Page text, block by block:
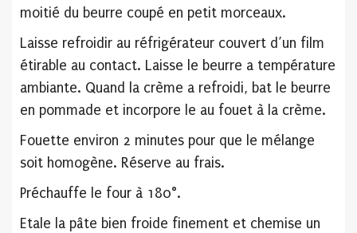
moitié du beurre coupé en petit morceaux.
Laisse refroidir au réfrigérateur couvert d’un film
étirable au contact. Laisse le beurre a température
ambiante. Quand la crème a refroidi, bat le beurre
en pommade et incorpore le au fouet à la crème.
Fouette environ 2 minutes pour que le mélange
soit homogène. Réserve au frais.
Préchauffe le four à 180°.
Etale la pâte bien froide finement et chemise un